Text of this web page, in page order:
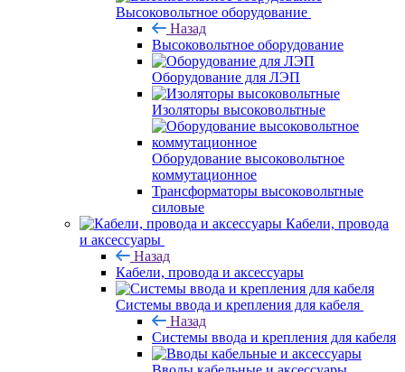
Высоковольтное оборудование
Назад
Высоковольтное оборудование
Оборудование для ЛЭП
Изоляторы высоковольтные
Оборудование высоковольтное
коммутационное
Трансформаторы высоковольтные
силовые
Кабели, провода
и аксессуары
Назад
Кабели, провода и аксессуары
Системы ввода и крепления для кабеля
Назад
Системы ввода и крепления для кабеля